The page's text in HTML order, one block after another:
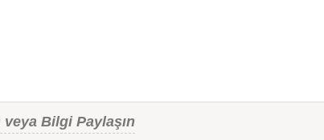
veya Bilgi Paylaşın